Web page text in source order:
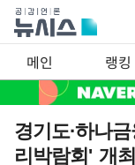
메인 랭킹
경기도·하나
리박람회' 개최